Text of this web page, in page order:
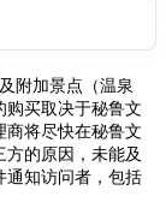
附加景点（温泉
购买取决于秘鲁文
商将尽快在秘鲁文
的原因，未能及
通知访问者，包括